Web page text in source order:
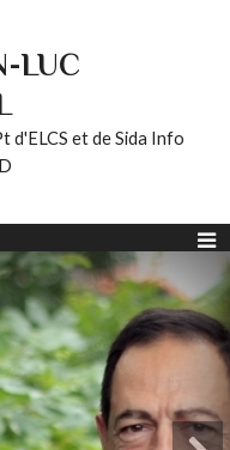
LUC
d'ELCS et de Sida Info